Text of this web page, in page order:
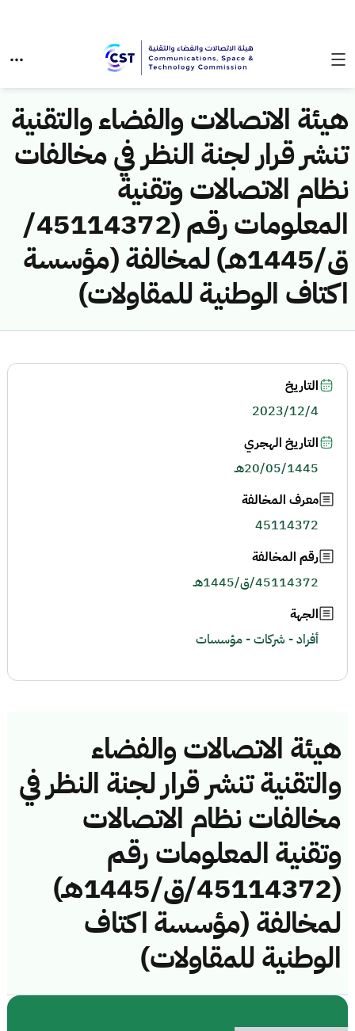
هيئة الاتصالات والفضاء والتقنية
تنشر قرار لجنة النظر في مخالفات
نظام الاتصالات وتقنية
المعلومات رقم (45114372/
ق/1445هـ) لمخالفة (مؤسسة
اكتاف الوطنية للمقاولات)
هيئة الاتصالات والفضاء
والتقنية تنشر قرار لجنة النظر في
مخالفات نظام الاتصالات
وتقنية المعلومات رقم
(45114372/ق/1445هـ)
لمخالفة (مؤسسة اكتاف
الوطنية للمقاولات)
التاريخ
2023/12/4
التاريخ الهجري
20/05/1445هـ
معرف المخالفة
45114372
رقم المخالفة
45114372/ق/1445هـ
الجهة
أفراد - شركات - مؤسسات